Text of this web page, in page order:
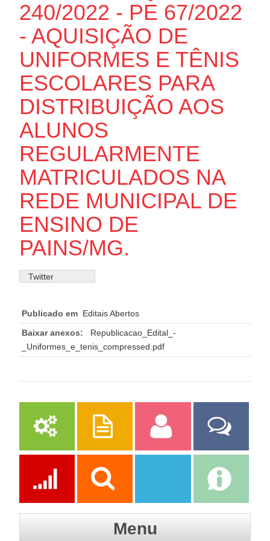
240/2022 - PE 67/2022
- AQUISIÇÃO DE
UNIFORMES E TÊNIS
ESCOLARES PARA
DISTRIBUIÇÃO AOS
ALUNOS
REGULARMENTE
MATRICULADOS NA
REDE MUNICIPAL DE
ENSINO DE
PAINS/MG.
Twitter
Publicado em Editais Abertos
Baixar anexos:
Republicacao_Edital_-
_Uniformes_e_tenis_compressed.pdf
Serviços Publicações Servidor
Fale Com a
Prefeitura
Menu